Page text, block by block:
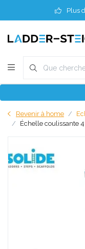
Plus
Revenir à home
Échelle coulissante